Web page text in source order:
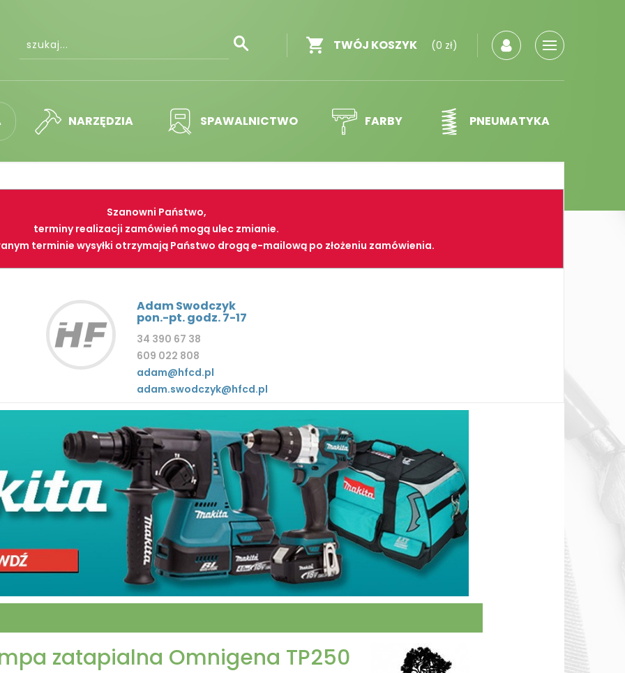
TWÓJ KOSZYK (0 zł)
NARZĘDZIA SPAWALNICTWO FARBY PNEUMATYKA
Szanowni Państwo,
terminy realizacji zamówień mogą ulec zmianie.
terminie wysyłki otrzymają Państwo drogą e-mailową po złożeniu zamówienia.
Adam Swodczyk
pon.-pt. godz. 7-17
34 390 67 38
609 022 808
adam@hfcd.pl
adam.swodczyk@hfcd.pl
zatapialna Omnigena TP250